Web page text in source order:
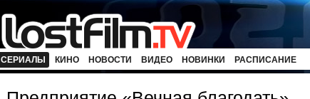
СЕРИАЛЫ КИНО НОВОСТИ ВИДЕО НОВИНКИ РАСПИСАНИЕ